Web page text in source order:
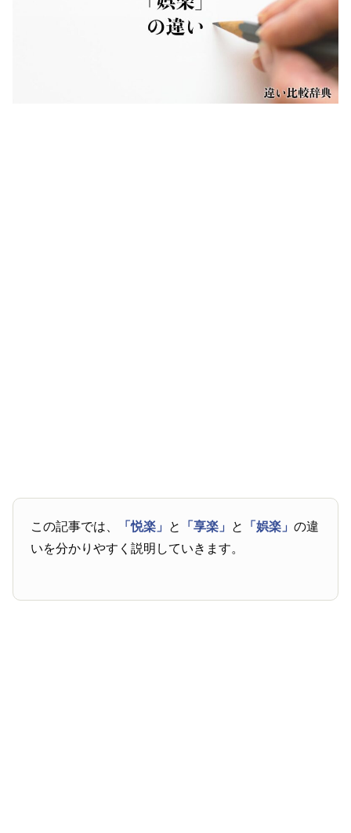
この記事では、 「悦楽」 と 「享楽」 と 「娯楽」の違
いを分かりやすく説明していきます。